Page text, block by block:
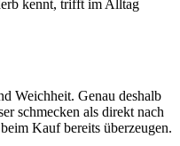
kennt, trifft im Alltag
Weichheit. Genau deshalb
schmecken als direkt nach
Kauf bereits überzeugen.